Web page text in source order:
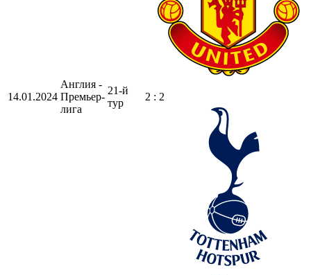
14.01.2024
Англия -
Премьер-
лига
21-й
тур
2 : 2